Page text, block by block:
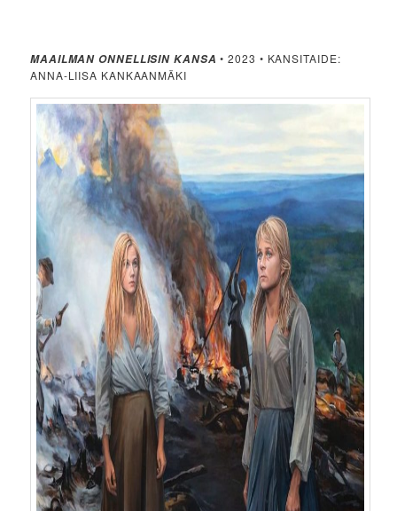
MAAILMAN ONNELLISIN KANSA • 2023 • KANSITAIDE:
ANNA-LIISA KANKAANMÄKI